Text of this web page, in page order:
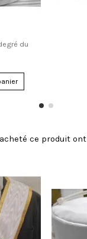
du
ce produit